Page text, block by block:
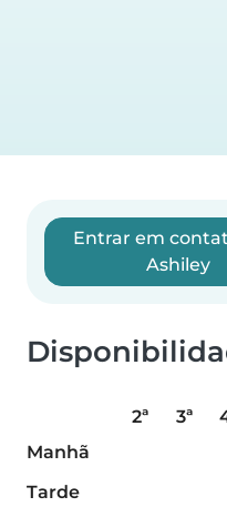
Entrar em
Ashiley
2ª 3ª
Manhã
Tarde